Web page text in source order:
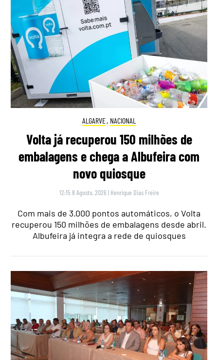
ALGARVE, NACIONAL
Volta já recuperou 150 milhões de
embalagens e chega a Albufeira com
novo quiosque
12:15 8 Agosto, 2026 | Henrique Dias Freire
Com mais de 3.000 pontos automáticos, o Volta
recuperou 150 milhões de embalagens desde abril.
Albufeira já integra a rede de quiosques